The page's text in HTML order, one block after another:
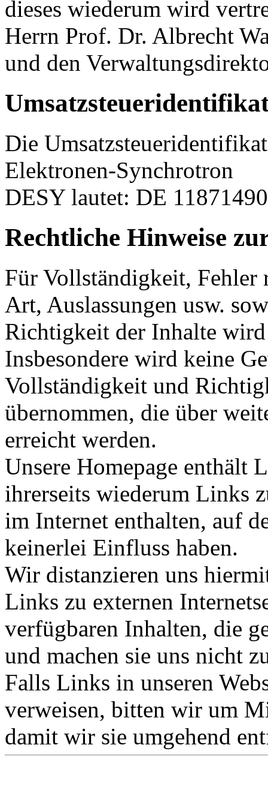
dieses wiederum wird
Herrn Prof. Dr. Albrecht
und den
Die
Elektronen-Synchrotron
DESY lautet: DE
Rechtliche Hinweise
Für Vollständigkeit, Fehler
Art, Auslassungen usw.
Richtigkeit der Inhalte
Insbesondere wird keine
Vollständigkeit und
übernommen, die über
erreicht werden.
Unsere Homepage enthält
ihrerseits wiederum Links
im Internet enthalten, auf
keinerlei Einfluss haben.
Wir distanzieren uns
Links zu externen
verfügbaren Inhalten, die
und machen sie uns nicht
Falls Links in unseren
verweisen, bitten wir um
damit wir sie umgehend